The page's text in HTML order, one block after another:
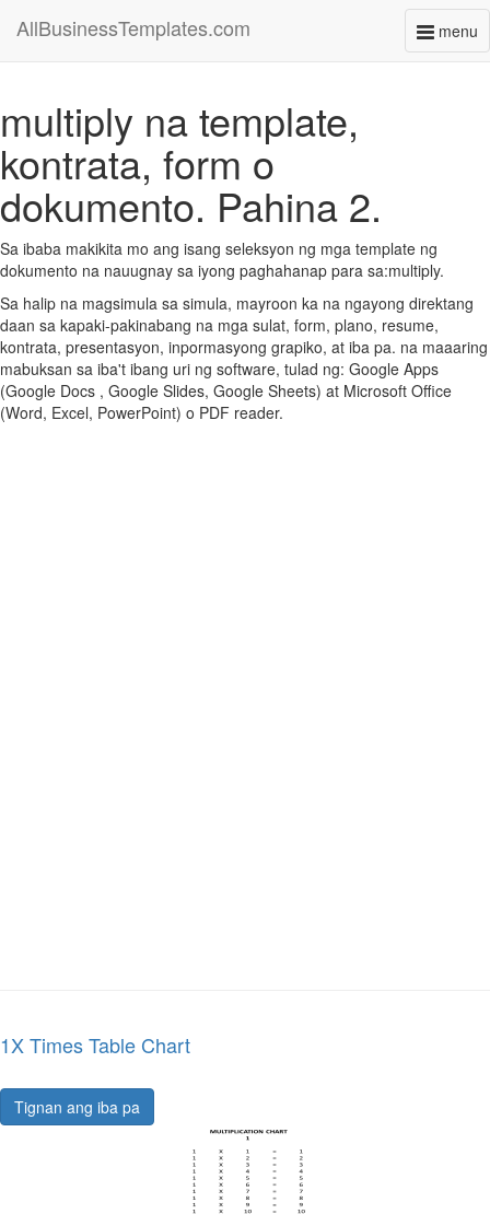
menu
AllBusinessTemplates.com
multiply na template,
kontrata, form o
dokumento. Pahina 2.
Sa ibaba makikita mo ang isang seleksyon ng mga template ng
dokumento na nauugnay sa iyong paghahanap para sa:multiply.
Sa halip na magsimula sa simula, mayroon ka na ngayong direktang
daan sa kapaki-pakinabang na mga sulat, form, plano, resume,
kontrata, presentasyon, inpormasyong grapiko, at iba pa. na maaaring
mabuksan sa iba't ibang uri ng software, tulad ng: Google Apps
(Google Docs , Google Slides, Google Sheets) at Microsoft Office
(Word, Excel, PowerPoint) o PDF reader.
1X Times Table Chart
Tignan ang iba pa